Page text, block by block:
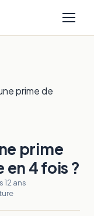
prime de
prime
4 fois ?
12 ans